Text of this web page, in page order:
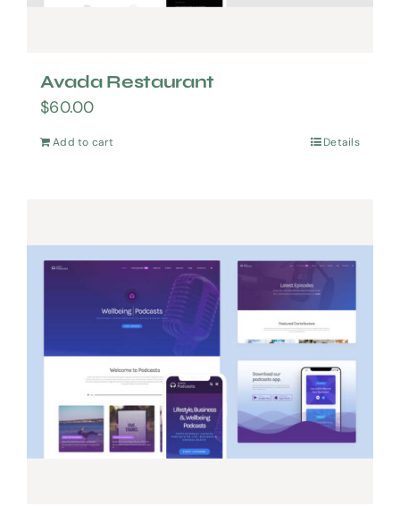
Avada Restaurant
$60.00
Add to cart Details